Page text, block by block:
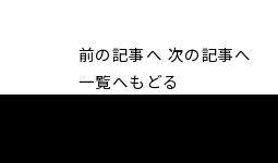
前の記事へ 次の記事へ
一覧へもどる